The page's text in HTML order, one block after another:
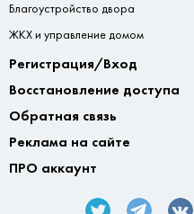
Благоустройство двора
ЖКХ и управление домом
Регистрация/Вход
Восстановление доступа
Обратная связь
Реклама на сайте
ПРО аккаунт